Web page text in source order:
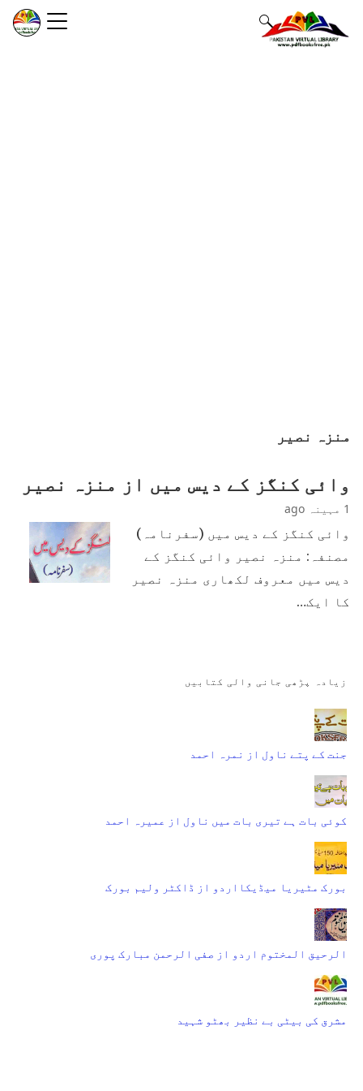
منزہ نصیر
وائی کنگز کے دیس میں از منزہ نصیر
1 مہینہ ago
وائی کنگز کے دیس میں (سفرنامہ)
مصنفہ: منزہ نصیر وائی کنگز کے
دیس میں معروف لکھاری منزہ نصیر
کا ایک…
زیادہ پڑھی جانی والی کتابیں
جنت کے پتے ناول از نمرہ احمد
کوئی بات ہے تیری بات میں ناول از عمیرہ احمد
بورک مٹیریا میڈیکااردو از ڈاکٹر ولیم بورک
الرحیق المختوم اردو از صفی الرحمن مبارک پوری
مشرق کی بیٹی بے نظیر بھٹو شہید